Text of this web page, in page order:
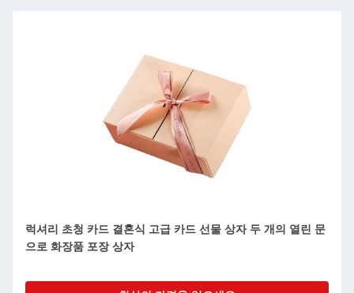
식 고급 카드 선물 상자 두 개의 열린 문
2023 발렌타인 데이 생